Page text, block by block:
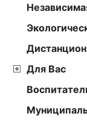
Для Вас